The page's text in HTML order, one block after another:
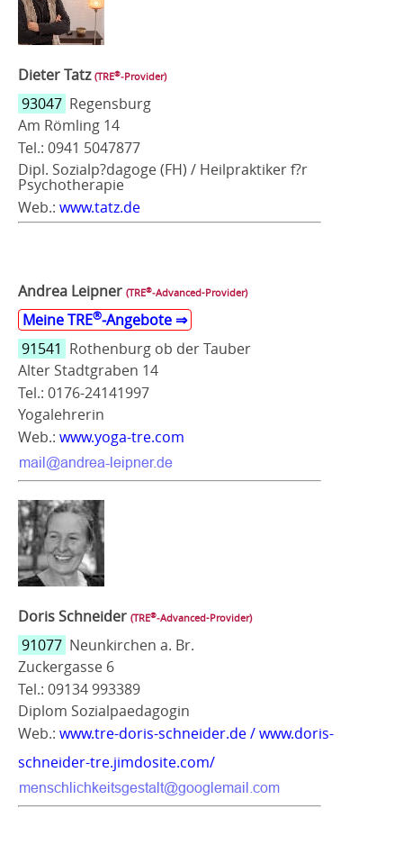
Dieter Tatz (TRE®‑Provider)
93047 Regensburg
Am Römling 14
Tel.: 0941 5047877
Dipl. Sozialp?dagoge (FH) / Heilpraktiker f?r
Psychotherapie
Web.: www.tatz.de
Andrea Leipner (TRE®‑Advanced-Provider)
Meine TRE®‑Angebote ⇒
91541 Rothenburg ob der Tauber
Alter Stadtgraben 14
Tel.: 0176-24141997
Yogalehrerin
Web.: www.yoga-tre.com
Doris Schneider (TRE®‑Advanced-Provider)
91077 Neunkirchen a. Br.
Zuckergasse 6
Tel.: 09134 993389
Diplom Sozialpaedagogin
Web.: www.tre-doris-schneider.de / www.doris-
schneider-tre.jimdosite.com/